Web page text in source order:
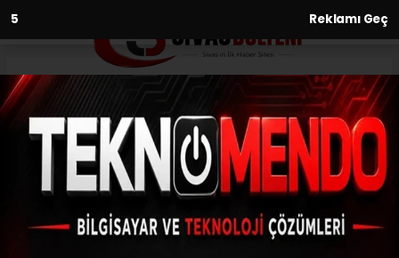
3 Reklamı Geç
Anasayfa
AOSB’de 3.Ulusal Sanayi
Odaklı Ar-ge ve İnovasyon
proje yarışmasında ödüller
verildi
EKONOMI